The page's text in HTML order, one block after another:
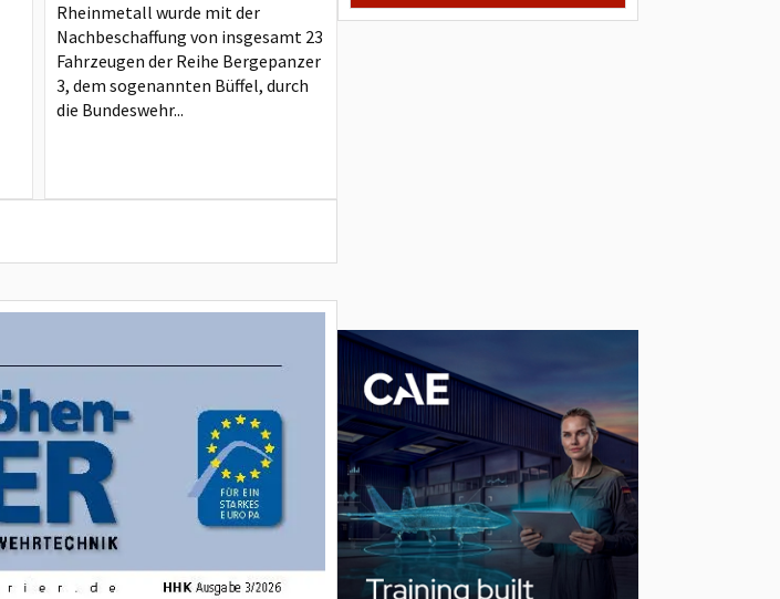
Rheinmetall wurde mit der
Nachbeschaffung von insgesamt 23
Fahrzeugen der Reihe Bergepanzer
3, dem sogenannten Büffel, durch
die Bundeswehr...